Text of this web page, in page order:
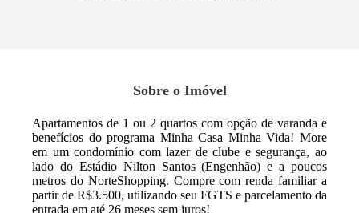
Sobre o Imóvel
Apartamentos de 1 ou 2 quartos com opção de varanda e
benefícios do programa Minha Casa Minha Vida! More
em um condomínio com lazer de clube e segurança, ao
lado do Estádio Nilton Santos (Engenhão) e a poucos
metros do NorteShopping. Compre com renda familiar a
partir de R$3.500, utilizando seu FGTS e parcelamento da
entrada em até 26 meses sem juros!